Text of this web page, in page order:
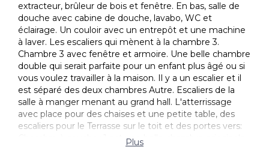
extracteur, brûleur de bois et fenêtre. En bas, salle de
douche avec cabine de douche, lavabo, WC et
éclairage. Un couloir avec un entrepôt et une machine
à laver. Les escaliers qui mènent à la chambre 3.
Chambre 3 avec fenêtre et armoire. Une belle chambre
double qui serait parfaite pour un enfant plus âgé ou si
vous voulez travailler à la maison. Il y a un escalier et il
est séparé des deux chambres Autre. Escaliers de la
salle à manger menant au grand hall. L'atterrissage
avec place pour des chaises et une petite table, des
escaliers pour le Terrasse sur le toit et des portes vers:
Chambre à coucher 1 est une belle chambre principale
avec une fenêtre, un éclairage et une salle de bain.
Plus